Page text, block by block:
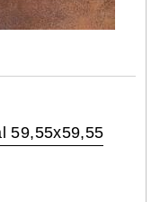
59,55x59,55